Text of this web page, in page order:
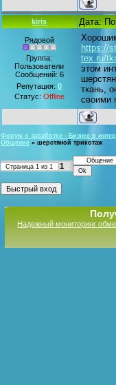
kiris Дата:
Рядовой
Группа:
Пользователи
Сообщений: 6
Репутация:0
Статус: Offline
https://
tex.ru/
этом
ткань,
своими
Форум о заработке - Бизнес в
Общение » шерстяной трикотаж
Страница 1 из 1 1
Надежный мониторинг